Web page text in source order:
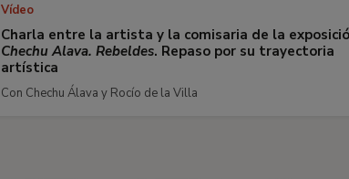
Vídeo
Charla entre la artista y la comisaria de la
Chechu Alava. Rebeldes. Repaso por su trayectoria
artística
Con Chechu Álava y Rocío de la Villa